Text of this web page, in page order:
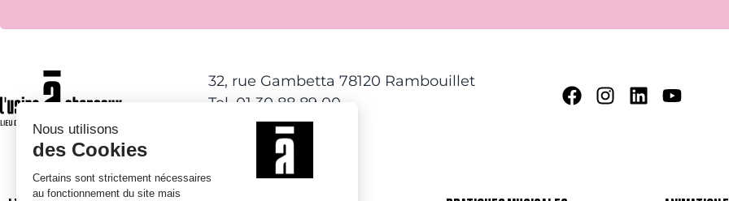
32, rue Gambetta 78120 Rambouillet
Tel. 01 30 88 89 00